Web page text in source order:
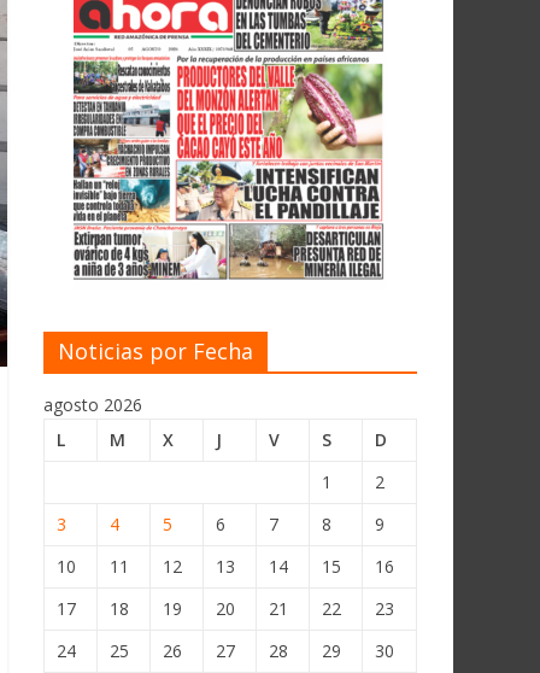
Noticias por Fecha
agosto 2026
L
M X J V S
D
1
2
3
4 5 6 7 8
9
10
11 12 13 14 15
16
17
18 19 20 21 22
23
24
25 26 27 28 29
30